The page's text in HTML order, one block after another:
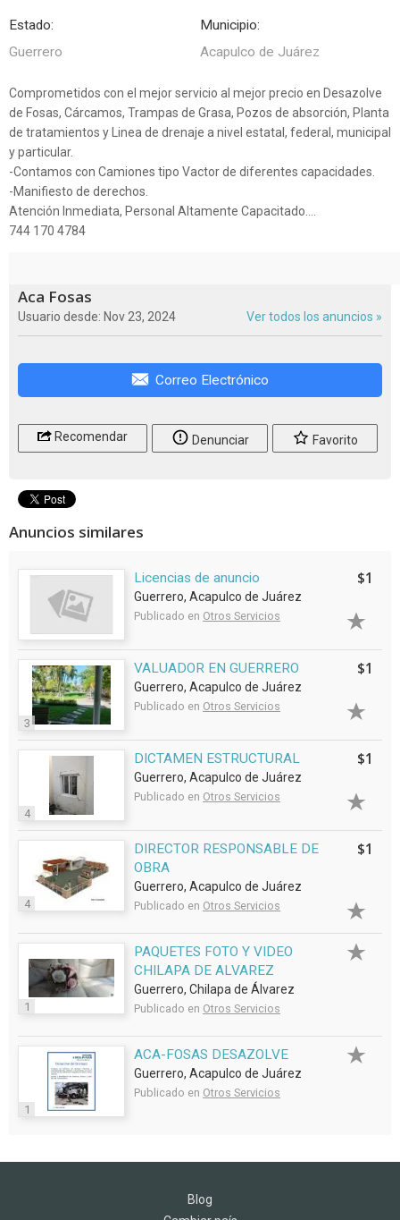
Estado:
Guerrero
Municipio:
Acapulco de Juárez
Comprometidos con el mejor servicio al mejor precio en Desazolve
de Fosas, Cárcamos, Trampas de Grasa, Pozos de absorción, Planta
de tratamientos y Linea de drenaje a nivel estatal, federal, municipal
y particular.
-Contamos con Camiones tipo Vactor de diferentes capacidades.
-Manifiesto de derechos.
Atención Inmediata, Personal Altamente Capacitado....
744 170 4784
Aca Fosas
Usuario desde: Nov 23, 2024 Ver todos los anuncios »
Correo Electrónico
Recomendar Denunciar Favorito
Anuncios similares
Licencias de anuncio
Guerrero, Acapulco de Juárez
Publicado en Otros Servicios
$1
3
VALUADOR EN GUERRERO
Guerrero, Acapulco de Juárez
Publicado en Otros Servicios
$1
4
DICTAMEN ESTRUCTURAL
Guerrero, Acapulco de Juárez
Publicado en Otros Servicios
$1
4
DIRECTOR RESPONSABLE DE
OBRA
Guerrero, Acapulco de Juárez
Publicado en Otros Servicios
$1
1
PAQUETES FOTO Y VIDEO
CHILAPA DE ALVAREZ
Guerrero, Chilapa de Álvarez
Publicado en Otros Servicios
1
ACA-FOSAS DESAZOLVE
Guerrero, Acapulco de Juárez
Publicado en Otros Servicios
Blog